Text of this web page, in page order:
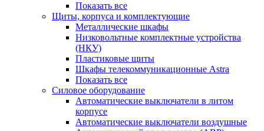
Показать все
Щиты, корпуса и комплектующие
Металлические шкафы
Низковольтные комплектные устройства
(НКУ)
Пластиковые щиты
Шкафы телекоммуникационные Astra
Показать все
Силовое оборудование
Автоматические выключатели в литом
корпусе
Автоматические выключатели воздушные